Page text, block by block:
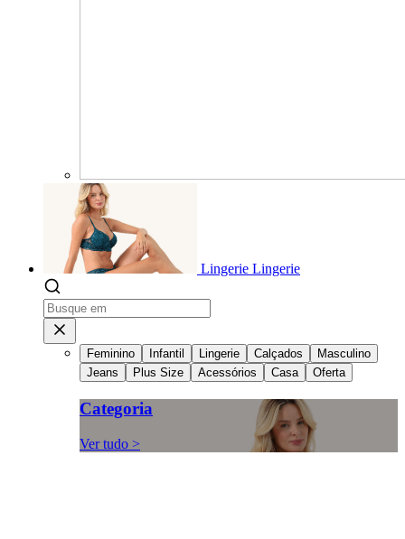
Lingerie Lingerie
Feminino Infantil Lingerie Calçados
Masculino
Jeans
Plus Size Acessórios Casa Oferta
Categoria
Ver tudo >